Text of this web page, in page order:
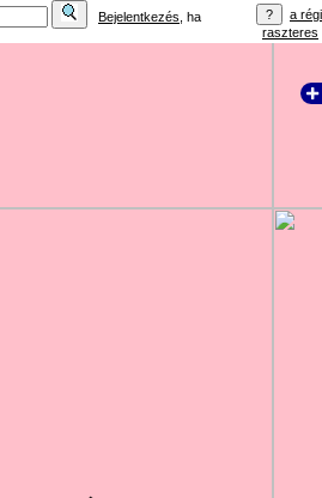
Bejelentkezés , ha
a régi
raszteres